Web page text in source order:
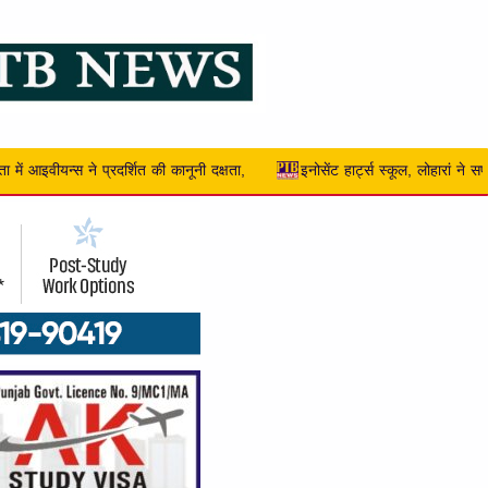
हार्ट्स स्कूल, लोहारां ने सफलतापूर्वक करवाया पीएसईबी गर्ल्स ज़ोनल टूर्नामेंट(ज़ोन -2)